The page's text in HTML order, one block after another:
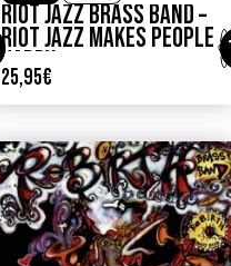
RIOT JAZZ BRASS BAND –
RIOT JAZZ MAKES PEOPLE
HAPPY
25,95€